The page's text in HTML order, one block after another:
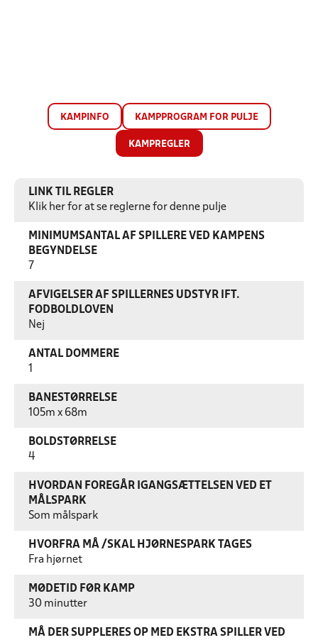
KAMPINFO KAMPPROGRAM FOR PULJE
KAMPREGLER
LINK TIL REGLER
Klik her for at se reglerne for denne pulje
MINIMUMSANTAL AF SPILLERE VED KAMPENS
BEGYNDELSE
7
AFVIGELSER AF SPILLERNES UDSTYR IFT.
FODBOLDLOVEN
Nej
ANTAL DOMMERE
BANESTØRRELSE
105m x 68m
BOLDSTØRRELSE
4
HVORDAN FOREGÅR IGANGSÆTTELSEN VED ET
MÅLSPARK
Som målspark
HVORFRA MÅ /SKAL HJØRNESPARK TAGES
Fra hjørnet
MØDETID FØR KAMP
30 minutter
MÅ DER SUPPLERES OP MED EKSTRA SPILLER VED